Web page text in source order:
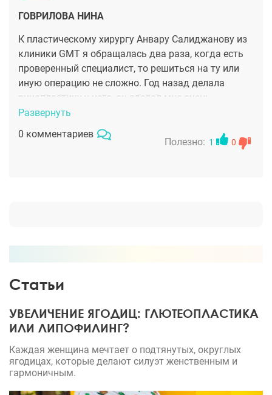
ГОВРИЛОВА НИНА
К пластическому хирургу Анвару Салиджанову из
клиники GMT я обращалась два раза, когда есть
проверенный специалист, то решиться на ту или
иную операцию не сложно. Год назад делала
ринопластику у него, он сделал мне очень
красивый нос, а недавно на омоложение лица
решилась, так же все прошло без проблем.
Доктора от души благодарю и желаю успехов в
Развернуть
0 комментариев
Полезно: 1 0
Статьи
УВЕЛИЧЕНИЕ ЯГОДИЦ: ГЛЮТЕОПЛАСТИКА
ИЛИ ЛИПОФИЛИНГ?
Каждая женщина мечтает о подтянутых, округлых
ягодицах, которые делают силуэт женственным и
гармоничным.